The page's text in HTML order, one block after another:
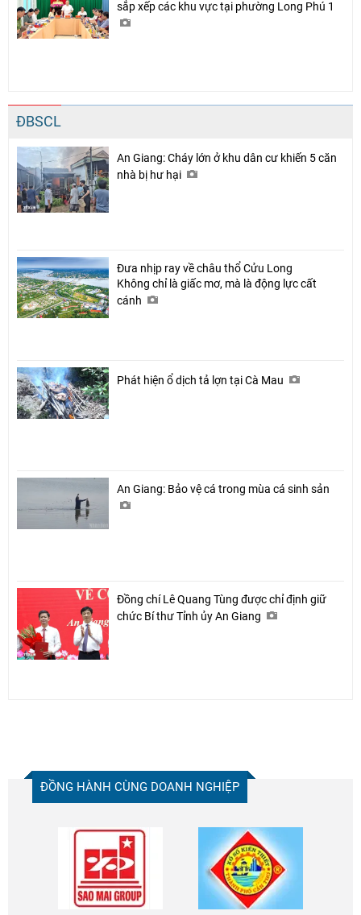
sắp xếp các khu vực tại phường Long Phú 1
ĐBSCL
An Giang: Cháy lớn ở khu dân cư khiến 5 căn
nhà bị hư hại
Đưa nhịp ray về châu thổ Cửu Long
Không chỉ là giấc mơ, mà là động lực cất
cánh
Phát hiện ổ dịch tả lợn tại Cà Mau
An Giang: Bảo vệ cá trong mùa cá sinh sản
Đồng chí Lê Quang Tùng được chỉ định giữ
chức Bí thư Tỉnh ủy An Giang
ĐỒNG HÀNH CÙNG DOANH NGHIỆP